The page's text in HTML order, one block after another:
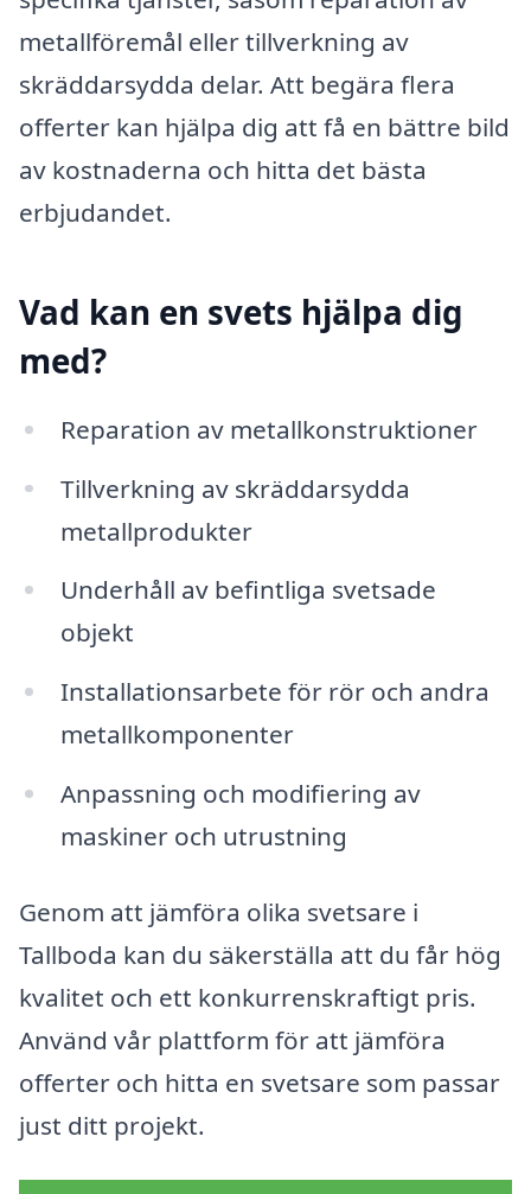
metallföremål eller tillverkning av
skräddarsydda delar. Att begära flera
offerter kan hjälpa dig att få en bättre bild
av kostnaderna och hitta det bästa
erbjudandet.
Vad kan en svets hjälpa dig
med?
Reparation av metallkonstruktioner
Tillverkning av skräddarsydda
metallprodukter
Underhåll av befintliga svetsade
objekt
Installationsarbete för rör och andra
metallkomponenter
Anpassning och modifiering av
maskiner och utrustning
Genom att jämföra olika svetsare i
Tallboda kan du säkerställa att du får hög
kvalitet och ett konkurrenskraftigt pris.
Använd vår plattform för att jämföra
offerter och hitta en svetsare som passar
just ditt projekt.